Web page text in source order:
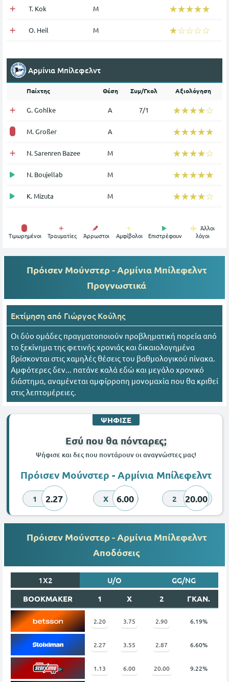
T. Kok Μ ☆☆☆☆☆
★★★★★
O. Heil Μ ☆☆☆☆☆
★★★★★
Αρμίνια Μπίλεφελντ
Παίχτης Θέση Συμ/Γκολ Αξιολόγηση
G. Gohlke Α 7/1 ☆☆☆☆☆
★★★★★
M. Großer Α ☆☆☆☆☆
★★★★★
N. Sarenren Bazee Μ ☆☆☆☆☆
★★★★★
N. Boujellab Μ ☆☆☆☆☆
★★★★★
K. Mizuta Μ ☆☆☆☆☆
★★★★★
Tιμωρημένοι Τραυματίες Άρρωστοι Αμφίβολοι Επιστρέφουν
Άλλοι
λόγοι
Πρόισεν Μούνστερ - Αρμίνια Μπίλεφελντ
Προγνωστικά
Εκτίμηση από Γιώργος Κούλης
Οι δύο ομάδες πραγματοποιούν προβληματική πορεία από
το ξεκίνημα της φετινής χρονιάς και δικαιολογημένα
βρίσκονται στις χαμηλές θέσεις του βαθμολογικού πίνακα.
Αμφότερες δεν... πατάνε καλά εδώ και μεγάλο χρονικό
διάστημα, αναμένεται αμφίρροπη μονομαχία που θα κριθεί
στις λεπτομέρειες.
ΨΗΦΙΣΕ
Εσύ που θα πόνταρες;
Ψήφισε και δες που ποντάρουν οι αναγνώστες μας!
Πρόισεν Μούνστερ - Αρμίνια Μπίλεφελντ
1 2.27 X 6.00 2 20.00
Πρόισεν Μούνστερ - Αρμίνια Μπίλεφελντ
Αποδόσεις
1X2 U/O
GG/NG
BOOKMAKER
1 X 2 ΓΚΑΝ.
2.20 3.75 2.90 6.19%
2.27 3.55 2.87 6.60%
1.13 6.00 20.00 9.22%